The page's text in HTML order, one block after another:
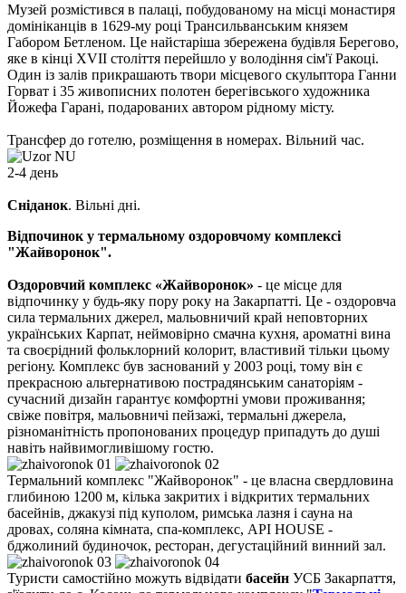
Музей розмістився в палаці, побудованому на місці монастиря
домініканців в 1629-му році Трансильванським князем
Габором Бетленом. Це найстаріша збережена будівля Берегово,
яке в кінці XVII століття перейшло у володіння сім'ї Ракоці.
Один із залів прикрашають твори місцевого скульптора Ганни
Горват і 35 живописних полотен берегівського художника
Йожефа Гарані, подарованих автором рідному місту.
Трансфер до готелю, розміщення в номерах. Вільний час.
2-4 день
Сніданок. Вільні дні.
Відпочинок у термальному оздоровчому комплексі
"Жайворонок".
Оздоровчий комплекс «Жайворонок» - це місце для
відпочинку у будь-яку пору року на Закарпатті. Це - оздоровча
сила термальних джерел, мальовничий край неповторних
українських Карпат, неймовірно смачна кухня, ароматні вина
та своєрідний фольклорний колорит, властивий тільки цьому
регіону. Комплекс був заснований у 2003 році, тому він є
прекрасною альтернативою пострадянським санаторіям -
сучасний дизайн гарантує комфортні умови проживання;
свіже повітря, мальовничі пейзажі, термальні джерела,
різноманітність пропонованих процедур припадуть до душі
навіть найвимогливішому гостю.
Термальний комплекс "Жайворонок" - це власна свердловина
глибиною 1200 м, кілька закритих і відкритих термальних
басейнів, джакузі під куполом, римська лазня і сауна на
дровах, соляна кімната, спа-комплекс, API HOUSE -
бджолиний будиночок, ресторан, дегустаційний винний зал.
Туристи самостійно можуть відвідати басейн УСБ Закарпаття,